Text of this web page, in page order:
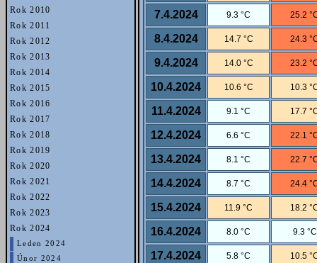
Rok 2010
Rok 2011
Rok 2012
Rok 2013
Rok 2014
Rok 2015
Rok 2016
Rok 2017
Rok 2018
Rok 2019
Rok 2020
Rok 2021
Rok 2022
Rok 2023
Rok 2024
Leden 2024
Únor 2024
7.4.2024 9.3 °C 25.2
8.4.2024 14.7 °C 24.3
9.4.2024 14.0 °C 23.2
10.4.2024 10.6 °C 10.3
11.4.2024 9.1 °C 17.7
12.4.2024 6.6 °C 22.1
13.4.2024 8.1 °C 22.7
14.4.2024 8.7 °C 24.4
15.4.2024 11.9 °C 18.2
16.4.2024 8.0 °C 9.3 °C
17.4.2024 5.8 °C 10.5